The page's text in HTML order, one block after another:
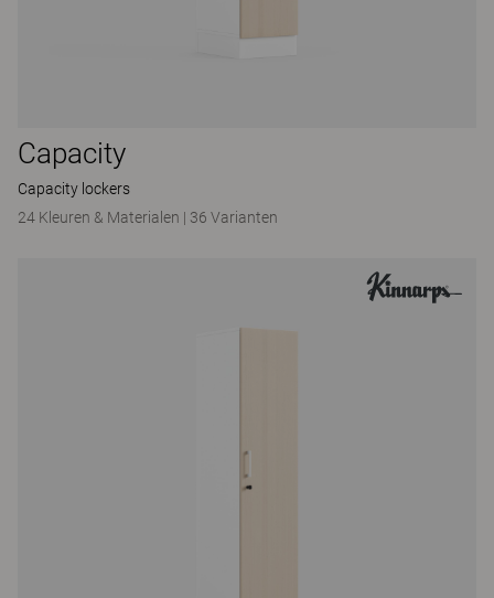
Capacity
Capacity lockers
24 Kleuren & Materialen | 36 Varianten